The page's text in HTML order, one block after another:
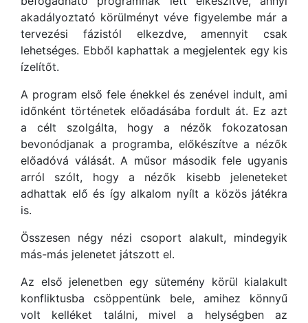
akadályoztató körülményt véve figyelembe már a
tervezési fázistól elkezdve, amennyit csak
lehetséges. Ebből kaphattak a megjelentek egy kis
ízelítőt.
A program első fele énekkel és zenével indult, ami
időnként történetek előadásába fordult át. Ez azt
a célt szolgálta, hogy a nézők fokozatosan
bevonódjanak a programba, előkészítve a nézők
előadóvá válását. A műsor második fele ugyanis
arról szólt, hogy a nézők kisebb jeleneteket
adhattak elő és így alkalom nyílt a közös játékra
is.
Összesen négy nézi csoport alakult, mindegyik
más-más jelenetet játszott el.
Az első jelenetben egy sütemény körül kialakult
konfliktusba csöppentünk bele, amihez könnyű
volt kelléket találni, mivel a helységben az